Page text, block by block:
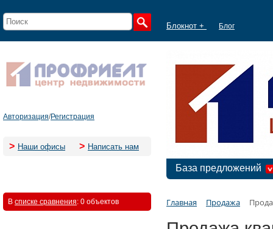
Блокнот + Блог
Авторизация/Регистрация
> Наши офисы > Написать нам
База предложений
В списке сравнения: 0 объектов Главная Продажа